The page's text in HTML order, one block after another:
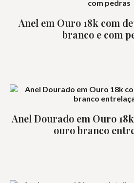
Anel em Ouro 18k com
branco e com
Anel Dourado em Ouro
ouro branco